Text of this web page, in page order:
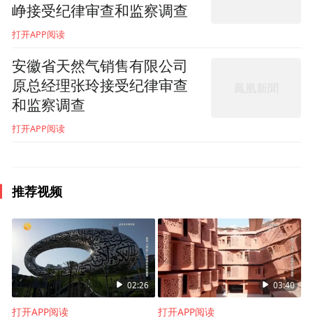
峥接受纪律审查和监察调查
打开APP阅读
安徽省天然气销售有限公司
原总经理张玲接受纪律审查
和监察调查
打开APP阅读
推荐视频
02:26
打开APP阅读
03:40
打开APP阅读